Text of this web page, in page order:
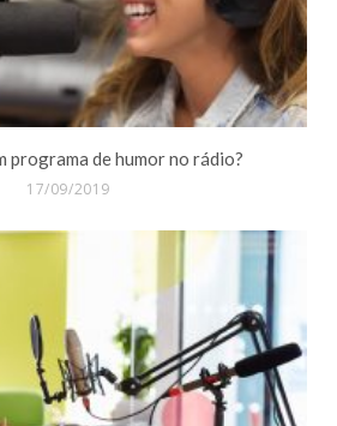
programa de humor no rádio?
17/09/2019